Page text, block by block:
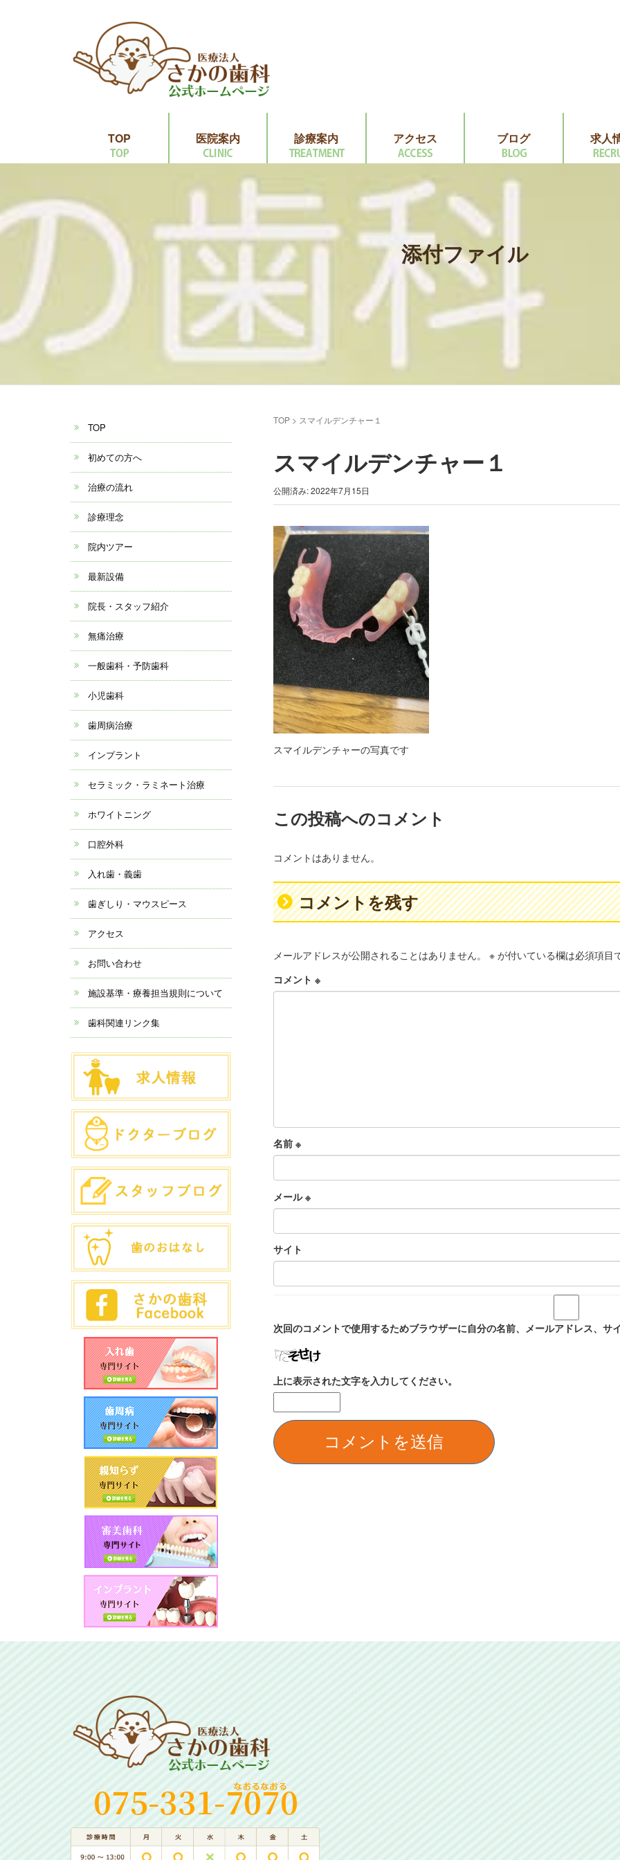
TOP 医院案内 診療案内 アクセス ブログ 求人
添付ファイル
TOP> スマイルデンチャー１
スマイルデンチャー１
公開済み: 2022年7月15日
スマイルデンチャーの写真です
この投稿へのコメント
コメントはありません。
コメントを残す
メールアドレスが公開されることはありません。 ※が付いている欄は必須項目
コメント ※
名前 ※
メール※
サイト
次回のコメントで使用するためブラウザーに自分の名前、メールアドレス、サ
上に表示された文字を入力してください。
TOP
初めての方へ
治療の流れ
診療理念
院内ツアー
最新設備
院長・スタッフ紹介
無痛治療
一般歯科・予防歯科
小児歯科
歯周病治療
インプラント
セラミック・ラミネート治療
ホワイトニング
口腔外科
入れ歯・義歯
歯ぎしり・マウスピース
アクセス
お問い合わせ
施設基準・療養担当規則について
歯科関連リンク集